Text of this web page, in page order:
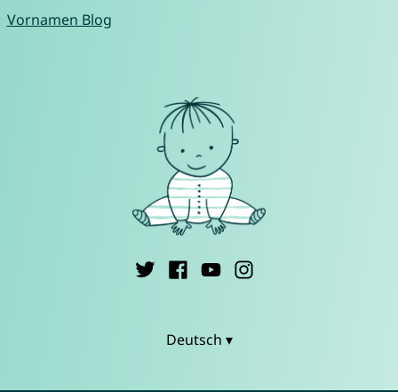
Vornamen Blog
Deutsch ▾